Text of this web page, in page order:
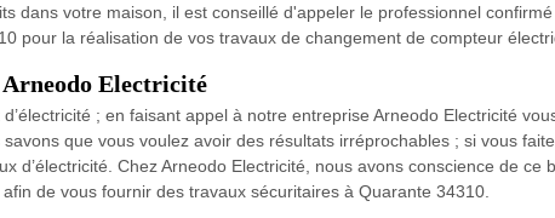
dans votre maison, il est conseillé d'appeler le professionnel
pour la réalisation de vos travaux de changement de compteur
Arneodo Electricité
; en faisant appel à notre entreprise Arneodo Electricité
que vous voulez avoir des résultats irréprochables ; si vous
d’électricité. Chez Arneodo Electricité, nous avons conscience de ce
de vous fournir des travaux sécuritaires à Quarante 34310.